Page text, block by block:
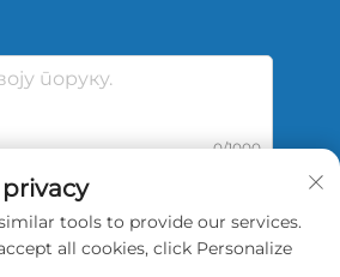
0/1000
Подај
tools to provide our services.
all cookies, click Personalize